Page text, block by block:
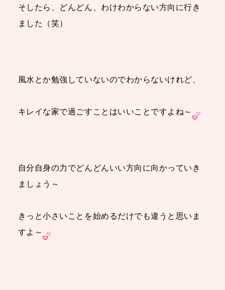
そしたら、どんどん、わけわからない方向に行き
ました（笑）
風水とか勉強していないのでわからないけれど、
キレイな家で過ごすことはいいことですよね～
自分自身の力でどんどんいい方向に向かっていき
ましょう～
きっと小さいことを始めるだけでも違うと思いま
すよ～